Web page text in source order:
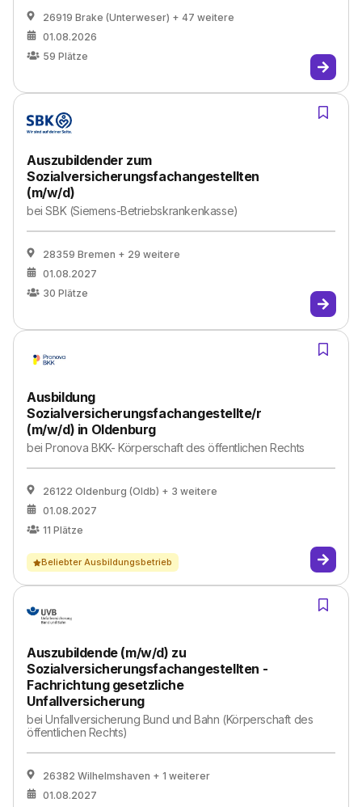
26919 Brake (Unterweser) + 47 weitere
01.08.2026
59 Plätze
Auszubildender zum
Sozialversicherungsfachangestellten
(m/w/d)
beiSBK (Siemens-Betriebskrankenkasse)
28359 Bremen + 29 weitere
01.08.2027
30 Plätze
Ausbildung
Sozialversicherungsfachangestellte/r
(m/w/d) in Oldenburg
beiPronova BKK- Körperschaft des öffentlichen Rechts
26122 Oldenburg (Oldb) + 3 weitere
01.08.2027
11 Plätze
Beliebter Ausbildungsbetrieb
Auszubildende (m/w/d) zu
Sozialversicherungsfachangestellten -
Fachrichtung gesetzliche
Unfallversicherung
beiUnfallversicherung Bund und Bahn (Körperschaft des
öffentlichen Rechts)
26382 Wilhelmshaven + 1 weiterer
01.08.2027